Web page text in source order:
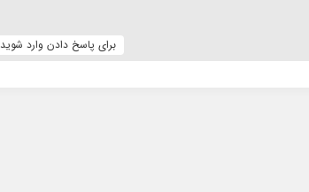
برای پاسخ دادن وارد شوید